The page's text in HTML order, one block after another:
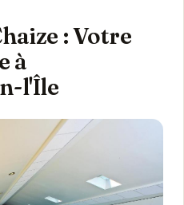
: Votre
à
l'Île